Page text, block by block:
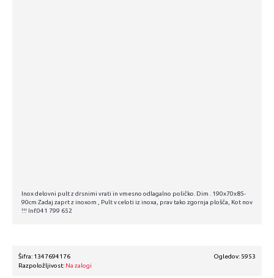
Inox delovni pult z drsnimi vrati in vmesno odlagalno poličko. Dim . 190x70x85-
90cm Zadaj zaprt z inoxom , Pult v celoti iz inoxa, prav tako zgornja plošča, Kot nov
!!! Inf.041 799 652
Ogledov: 5953
Šifra: 1347694176
Razpoložljivost: Na zalogi